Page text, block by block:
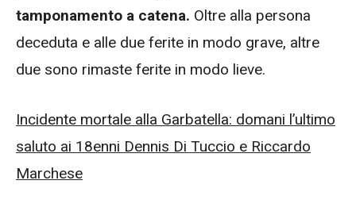
tamponamento a catena. Oltre alla persona
deceduta e alle due ferite in modo grave, altre
due sono rimaste ferite in modo lieve.
Incidente mortale alla Garbatella: domani l’ultimo
saluto ai 18enni Dennis Di Tuccio e Riccardo
Marchese